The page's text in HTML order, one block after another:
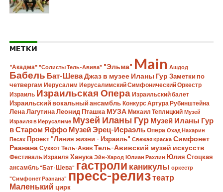
МЕТКИ
"Акадма" "Солисты Тель-Авива" "Эльма" Main Ашдод
Бабель Бат-ШеваДжаз в музее Иланы Гур Заметки по
четвергам Иерусалим Иерусалимский Симфонический Оркестр
Израиль Израильская Опера Израильский балет
Израильский вокальный ансамбль Конкурс Артура Рубинштейна
Лена Лагутина Леонид Пташка МУЗА Михаил Теплицкий Музей
Израиля в Иерусалиме Музей Иланы Гур Музей Иланы Гур
в Старом Яффо Музей Эрец-Исраэль Опера Охад Нахарин
Песах Проект "Линия жизни - Израиль" Свежая краска Симфонет
Раанана Суккот Тель-Авив Тель-Авивский музей искусств
Фестиваль Израиля Ханука Эйн-Харод Юлиан Рахлин Юлия Стоцкая
ансамбль "Бат-Шева" гастроли каникулы оркестр
"Симфонет Раанана" пресс-релизтеатр
Маленький цирк